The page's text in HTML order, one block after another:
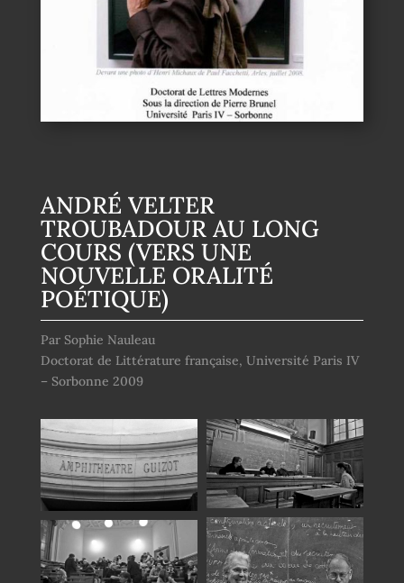
ANDRÉ VELTER
TROUBADOUR AU LONG
COURS (VERS UNE
NOUVELLE ORALITÉ
POÉTIQUE)
Par Sophie Nauleau
Doctorat de Littérature française, Université Paris IV
– Sorbonne 2009